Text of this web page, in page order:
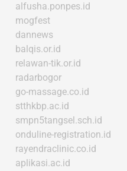
alfusha.ponpes.id
mogfest
dannews
balqis.or.id
relawan-tik.or.id
radarbogor
go-massage.co.id
stthkbp.ac.id
smpn5tangsel.sch.id
onduline-registration.id
rayendraclinic.co.id
aplikasi.ac.id